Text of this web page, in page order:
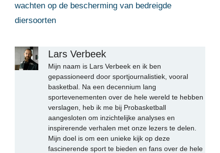
wachten op de bescherming van bedreigde
diersoorten
Lars Verbeek
Mijn naam is Lars Verbeek en ik ben
gepassioneerd door sportjournalistiek, vooral
basketbal. Na een decennium lang
sportevenementen over de hele wereld te hebben
verslagen, heb ik me bij Probasketball
aangesloten om inzichtelijke analyses en
inspirerende verhalen met onze lezers te delen.
Mijn doel is om een unieke kijk op deze
fascinerende sport te bieden en fans over de hele